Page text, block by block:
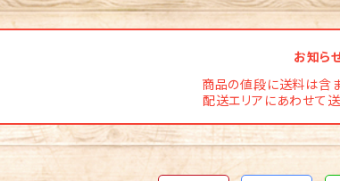
お知ら
商品の値段に送料は含
配送エリアにあわせて送